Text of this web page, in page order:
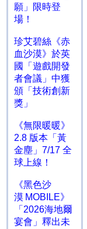
願」限時登
場！
珍艾碧絲《赤
血沙漠》於英
國「遊戲開發
者會議」中獲
頒「技術創新
獎」
《無限暖暖》
2.8 版本「黃
金塵」7/17 全
球上線！
《黑色沙
漠 MOBILE》
「2026海地爾
宴會」釋出未